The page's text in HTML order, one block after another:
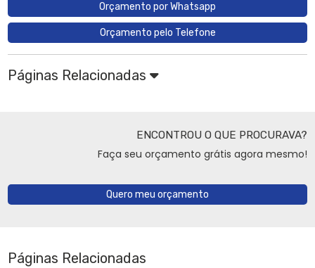
Orçamento por Whatsapp
Orçamento pelo Telefone
Páginas Relacionadas
ENCONTROU O QUE PROCURAVA?
Faça seu orçamento grátis agora mesmo!
Quero meu orçamento
Páginas Relacionadas